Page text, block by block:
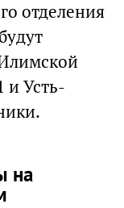
отделения
и Усть-
на